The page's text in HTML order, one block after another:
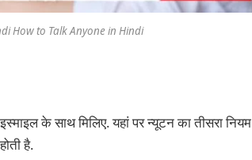
How to Talk Anyone in Hindi
के साथ मिलिए. यहां पर न्यूटन का तीसरा नियम
है.